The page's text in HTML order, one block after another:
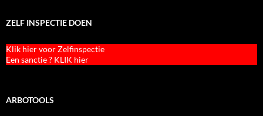
ZELF INSPECTIE DOEN
Klik hier voor Zelfinspectie
Een sanctie ? KLIK hier
ARBOTOOLS